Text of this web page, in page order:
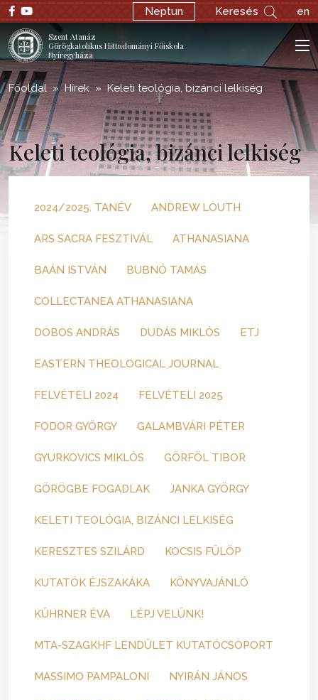
Neptun Keresés en
Szent Atanáz
Görögkatolikus Hittudományi Főiskola
Nyíregyháza
Főoldal Hírek Keleti teológia, bizánci lelkiség
Keleti teológia, bizánci lelkiség
2024/2025. TANÉV ANDREW LOUTH
ARS SACRA FESZTIVÁL ATHANASIANA
BAÁN ISTVÁN BUBNÓ TAMÁS
COLLECTANEA ATHANASIANA
DOBOS ANDRÁS DUDÁS MIKLÓS ETJ
EASTERN THEOLOGICAL JOURNAL
FELVÉTELI 2024 FELVÉTELI 2025
FODOR GYÖRGY GALAMBVÁRI PÉTER
GYURKOVICS MIKLÓS GÖRFÖL TIBOR
GÖRÖGBE FOGADLAK JANKA GYÖRGY
KELETI TEOLÓGIA, BIZÁNCI LELKISÉG
KERESZTES SZILÁRD KOCSIS FÜLÖP
KUTATÓK ÉJSZAKÁKA KÖNYVAJÁNLÓ
KÜHRNER ÉVA LÉPJ VELÜNK!
MTA-SZAGKHF LENDÜLET KUTATÓCSOPORT
MASSIMO PAMPALONI NYIRÁN JÁNOS